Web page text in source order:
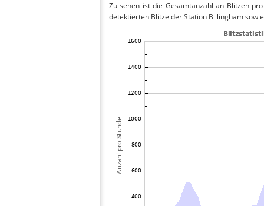
Zu sehen ist die Gesamtanzahl an Blitzen
detektierten Blitze der Station Billingham